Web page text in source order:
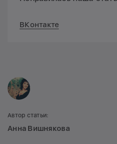
ВКонтакте
Автор статьи:
Анна Вишнякова